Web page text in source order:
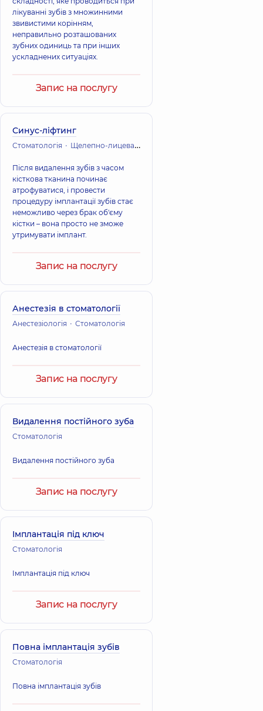
лікуванні зубів з множинними
звивистими корінням,
неправильно розташованих
зубних одиниць та при інших
ускладнених ситуаціях.
Запис на послугу
Синус-ліфтинг
Стоматологія Щелепно-лицева хірургія
Після видалення зубів з часом
кісткова тканина починає
атрофуватися, і провести
процедуру імплантації зубів стає
неможливо через брак об'єму
кістки – вона просто не зможе
утримувати імплант.
Запис на послугу
Анестезія в стоматології
Анестезіологія Стоматологія
Анестезія в стоматології
Запис на послугу
Видалення постійного зуба
Стоматологія
Видалення постійного зуба
Запис на послугу
Імплантація під ключ
Стоматологія
Імплантація під ключ
Запис на послугу
Повна імплантація зубів
Стоматологія
Повна імплантація зубів